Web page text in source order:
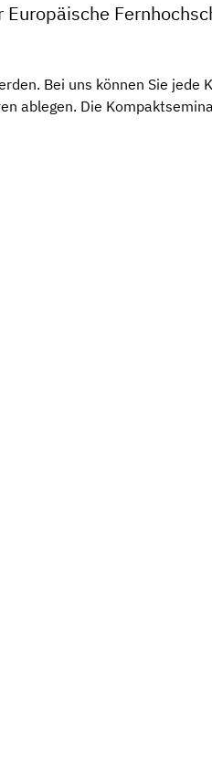
Bei uns können Sie jede
ablegen. Die